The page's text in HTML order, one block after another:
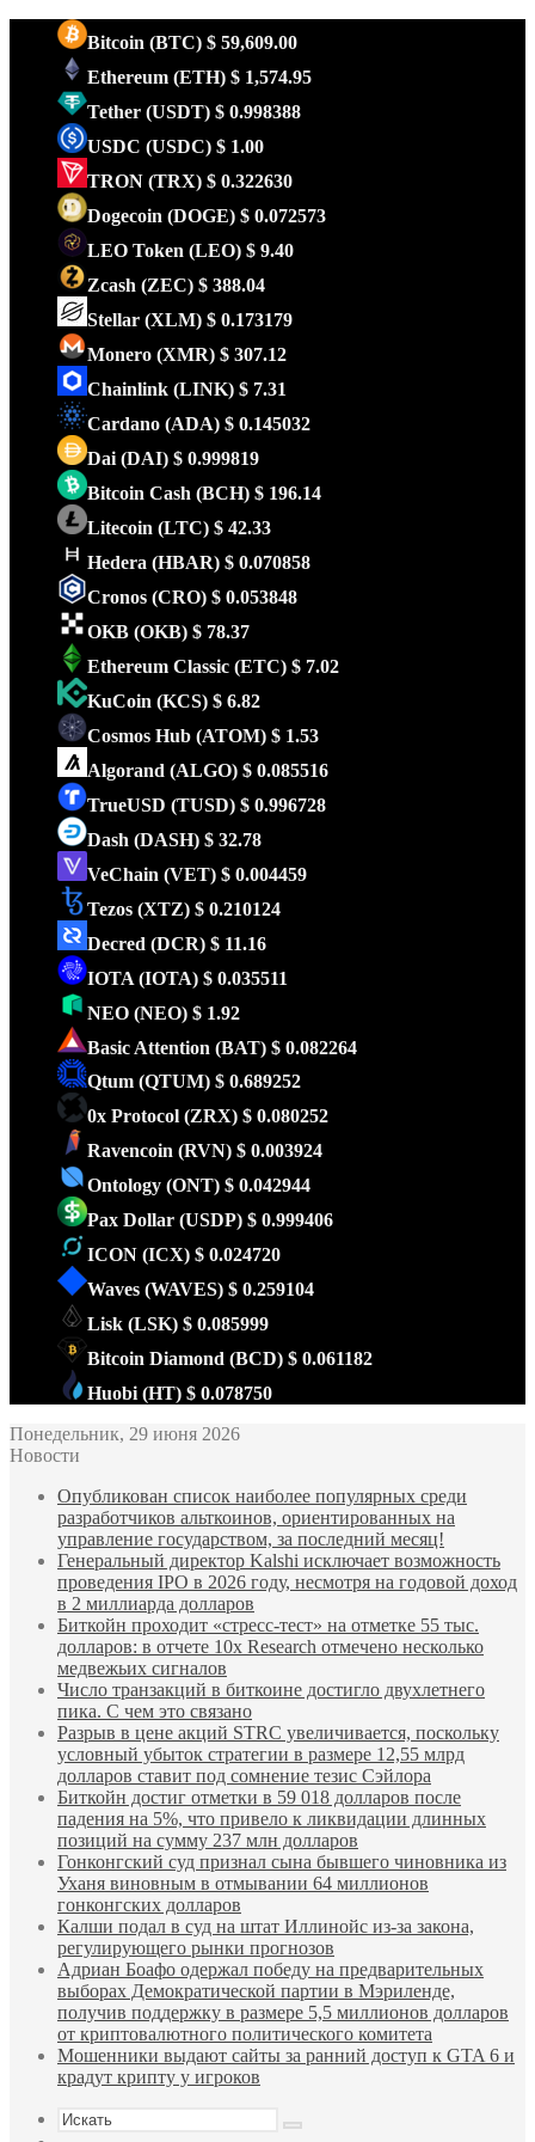
Bitcoin (BTC) $ 59,609.00
Ethereum (ETH) $ 1,574.95
Tether (USDT) $ 0.998388
USDC (USDC) $ 1.00
TRON (TRX) $ 0.322630
Dogecoin (DOGE) $ 0.072573
LEO Token (LEO) $ 9.40
Zcash (ZEC) $ 388.04
Stellar (XLM) $ 0.173179
Monero (XMR) $ 307.12
Chainlink (LINK) $ 7.31
Cardano (ADA) $ 0.145032
Dai (DAI) $ 0.999819
Bitcoin Cash (BCH) $ 196.14
Litecoin (LTC) $ 42.33
Hedera (HBAR) $ 0.070858
Cronos (CRO) $ 0.053848
OKB (OKB) $ 78.37
Ethereum Classic (ETC) $ 7.02
KuCoin (KCS) $ 6.82
Cosmos Hub (ATOM) $ 1.53
Algorand (ALGO) $ 0.085516
TrueUSD (TUSD) $ 0.996728
Dash (DASH) $ 32.78
VeChain (VET) $ 0.004459
Tezos (XTZ) $ 0.210124
Decred (DCR) $ 11.16
IOTA (IOTA) $ 0.035511
NEO (NEO) $ 1.92
Basic Attention (BAT) $ 0.082264
Qtum (QTUM) $ 0.689252
0x Protocol (ZRX) $ 0.080252
Ravencoin (RVN) $ 0.003924
Ontology (ONT) $ 0.042944
Pax Dollar (USDP) $ 0.999406
ICON (ICX) $ 0.024720
Waves (WAVES) $ 0.259104
Lisk (LSK) $ 0.085999
Bitcoin Diamond (BCD) $ 0.061182
Huobi (HT) $ 0.078750
Понедельник, 29 июня 2026
Новости
Опубликован список наиболее популярных среди
разработчиков альткоинов, ориентированных на
управление государством, за последний месяц!
Генеральный директор Kalshi исключает возможность
проведения IPO в 2026 году, несмотря на годовой доход
в 2 миллиарда долларов
Биткойн проходит «стресс-тест» на отметке 55 тыс.
долларов: в отчете 10x Research отмечено несколько
медвежьих сигналов
Число транзакций в биткоине достигло двухлетнего
пика. С чем это связано
Разрыв в цене акций STRC увеличивается, поскольку
условный убыток стратегии в размере 12,55 млрд
долларов ставит под сомнение тезис Сэйлора
Биткойн достиг отметки в 59 018 долларов после
падения на 5%, что привело к ликвидации длинных
позиций на сумму 237 млн долларов
Гонконгский суд признал сына бывшего чиновника из
Уханя виновным в отмывании 64 миллионов
гонконгских долларов
Калши подал в суд на штат Иллинойс из-за закона,
регулирующего рынки прогнозов
Адриан Боафо одержал победу на предварительных
выборах Демократической партии в Мэриленде,
получив поддержку в размере 5,5 миллионов долларов
от криптовалютного политического комитета
Мошенники выдают сайты за ранний доступ к GTA 6 и
крадут крипту у игроков
Искать